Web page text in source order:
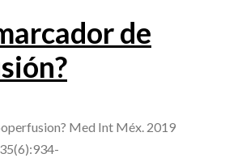
de
Med Int Méx. 2019